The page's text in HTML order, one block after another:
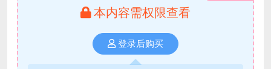
本内容需权限查看
登录后购买